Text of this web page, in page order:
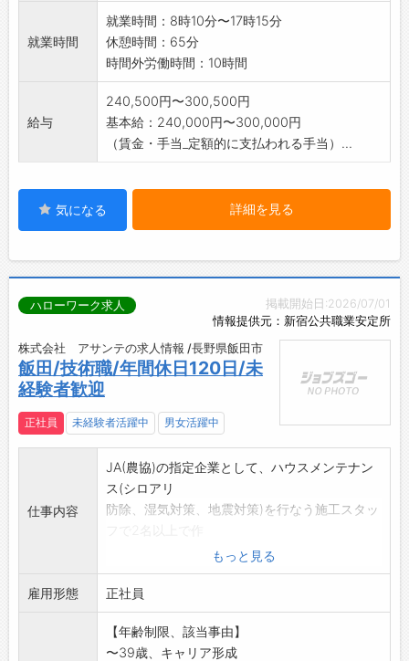
就業時間
就業時間：8時10分〜17時15分
休憩時間：65分
時間外労働時間：10時間
給与
240,500円〜300,500円
基本給：240,000円〜300,000円
（賃金・手当_定額的に支払われる手当）...
気になる 詳細を見る
掲載開始日:2026/07/01
情報提供元：新宿公共職業安定所
ハローワーク求人
株式会社 アサンテの求人情報 /長野県飯田市
飯田/技術職/年間休日120日/未
経験者歓迎
正社員 未経験者活躍中 男女活躍中
仕事内容
JA(農協)の指定企業として、ハウスメンテナン
ス(シロアリ
防除、湿気対策、地震対策)を行なう施工スタッ
業します。売上NO1/東証プライム上場/未経験
入社95%
毎日異なるお宅にお伺いして施工しますので新
鮮味があり、達成感
が味わえる仕事です。施工が無事終了するとお
客様から直接感謝の
もっと見る
雇用形態 正社員
【年齢制限、該当事由】
〜39歳、キャリア形成